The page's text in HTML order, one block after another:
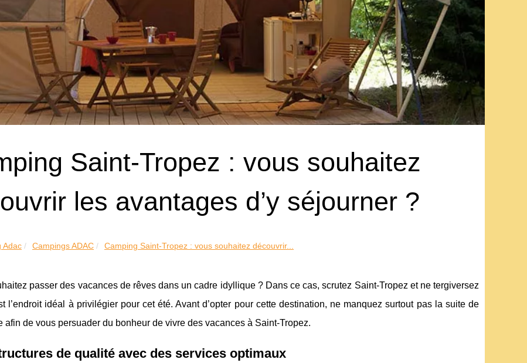
Saint-Tropez : vous souhaitez
les avantages d’y séjourner ?
Adac Campings ADAC Camping Saint-Tropez : vous souhaitez découvrir...
passer des vacances de rêves dans un cadre idyllique ? Dans ce cas, scrutez Saint-Tropez et ne tergiversez
l’endroit idéal à privilégier pour cet été. Avant d’opter pour cette destination, ne manquez surtout pas la suite de
afin de vous persuader du bonheur de vivre des vacances à Saint-Tropez.
de qualité avec des services optimaux